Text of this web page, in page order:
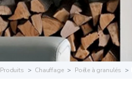
Produits Chauffage Poêle à granulés